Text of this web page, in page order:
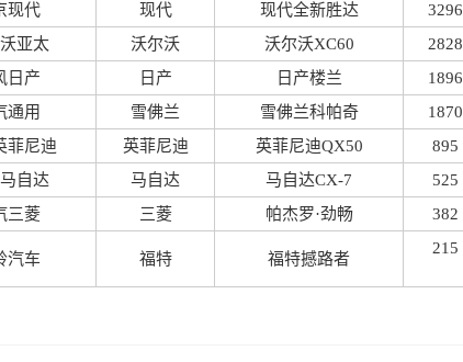
现代
现代 现代全新胜达
3296
亚太
沃尔沃 沃尔沃XC60
2828
日产
日产 日产楼兰
1896
通用
雪佛兰 雪佛兰科帕奇
1870
菲尼迪
英菲尼迪 英菲尼迪QX50
895
自达
马自达 马自达CX-7
525
三菱
三菱 帕杰罗·劲畅 382
汽车 福特 福特撼路者
215